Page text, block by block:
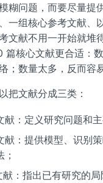
糊问题，而要尽量提
一组核心参考文献、
文献不用一开始就堆
篇核心文献更合适：
；数量太多，反而容
把文献分成三类：
：定义研究问题和主
献：提供模型、识别
：指出已有研究的